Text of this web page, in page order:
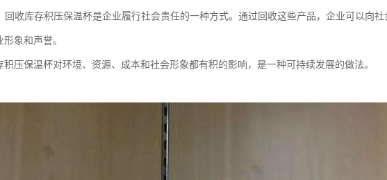
回收库存积压保温杯是企业履行社会责任的一种方式。通过回收这些产品，企业可以向
象和声誉。
积压保温杯对环境、资源、成本和社会形象都有积的影响，是一种可持续发展的做法。